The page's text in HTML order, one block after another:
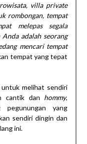
villa private
rombongan, tempat
melepas segala
adalah seorang
mencari tempat
tempat yang tepat
untuk melihat sendiri
cantik dan hommy,
pegunungan yang
sendiri dingin dan
ini.